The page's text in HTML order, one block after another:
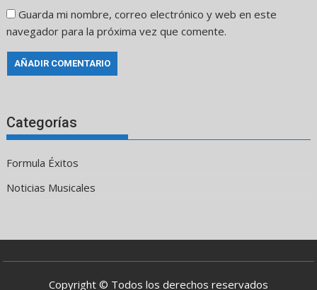
Guarda mi nombre, correo electrónico y web en este
navegador para la próxima vez que comente.
Categorías
Formula Éxitos
Noticias Musicales
Copyright © Todos los derechos reservados